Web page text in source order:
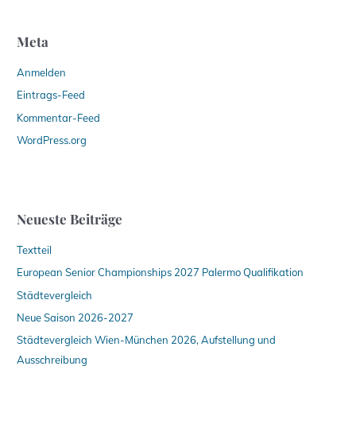
Meta
Anmelden
Eintrags-Feed
Kommentar-Feed
WordPress.org
Neueste Beiträge
Textteil
European Senior Championships 2027 Palermo Qualifikation
Städtevergleich
Neue Saison 2026-2027
Städtevergleich Wien-München 2026, Aufstellung und
Ausschreibung